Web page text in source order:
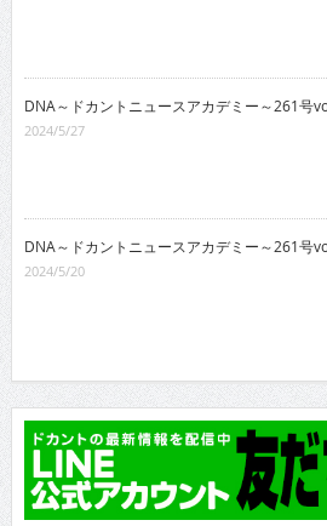
DNA～ドカントニュースアカデミー～261号
2024/5/27
DNA～ドカントニュースアカデミー～261号
2024/5/20